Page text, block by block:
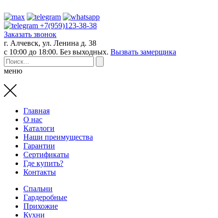
+7(959)123-38-38
Заказать звонок
г. Алчевск, ул. Ленина д. 38
с 10:00 до 18:00. Без выходных. Вызвать замерщика
меню
Главная
О нас
Каталоги
Наши преимущества
Гарантии
Сертификаты
Где купить?
Контакты
Спальни
Гардеробные
Прихожие
Кухни